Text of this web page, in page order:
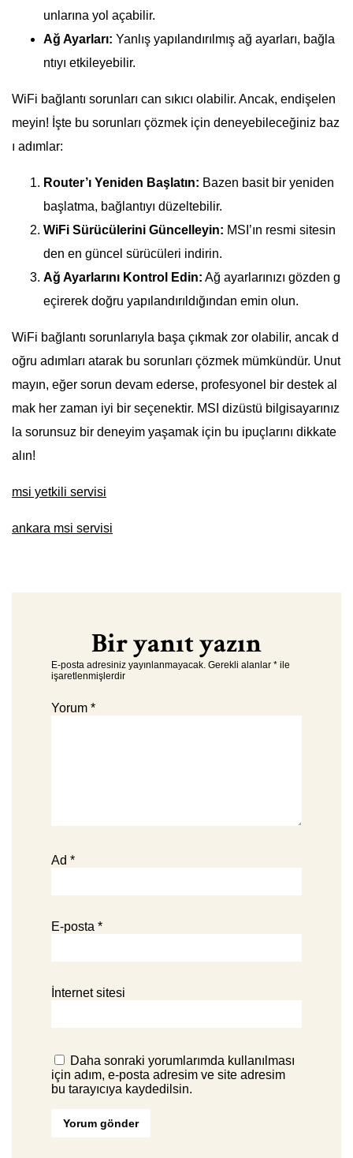
unlarına yol açabilir.
Ağ Ayarları: Yanlış yapılandırılmış ağ ayarları, bağla
ntıyı etkileyebilir.
WiFi bağlantı sorunları can sıkıcı olabilir. Ancak, endişelen
meyin! İşte bu sorunları çözmek için deneyebileceğiniz baz
ı adımlar:
Router’ı Yeniden Başlatın: Bazen basit bir yeniden
başlatma, bağlantıyı düzeltebilir.
WiFi Sürücülerini Güncelleyin: MSI’ın resmi sitesin
den en güncel sürücüleri indirin.
Ağ Ayarlarını Kontrol Edin: Ağ ayarlarınızı gözden g
eçirerek doğru yapılandırıldığından emin olun.
WiFi bağlantı sorunlarıyla başa çıkmak zor olabilir, ancak d
oğru adımları atarak bu sorunları çözmek mümkündür. Unut
mayın, eğer sorun devam ederse, profesyonel bir destek al
mak her zaman iyi bir seçenektir. MSI dizüstü bilgisayarınız
la sorunsuz bir deneyim yaşamak için bu ipuçlarını dikkate
alın!
msi yetkili servisi
ankara msi servisi
Bir yanıt yazın
E-posta adresiniz yayınlanmayacak. Gerekli alanlar * ile
işaretlenmişlerdir
Yorum *
Ad *
E-posta *
İnternet sitesi
Daha sonraki yorumlarımda kullanılması
için adım, e-posta adresim ve site adresim
bu tarayıcıya kaydedilsin.